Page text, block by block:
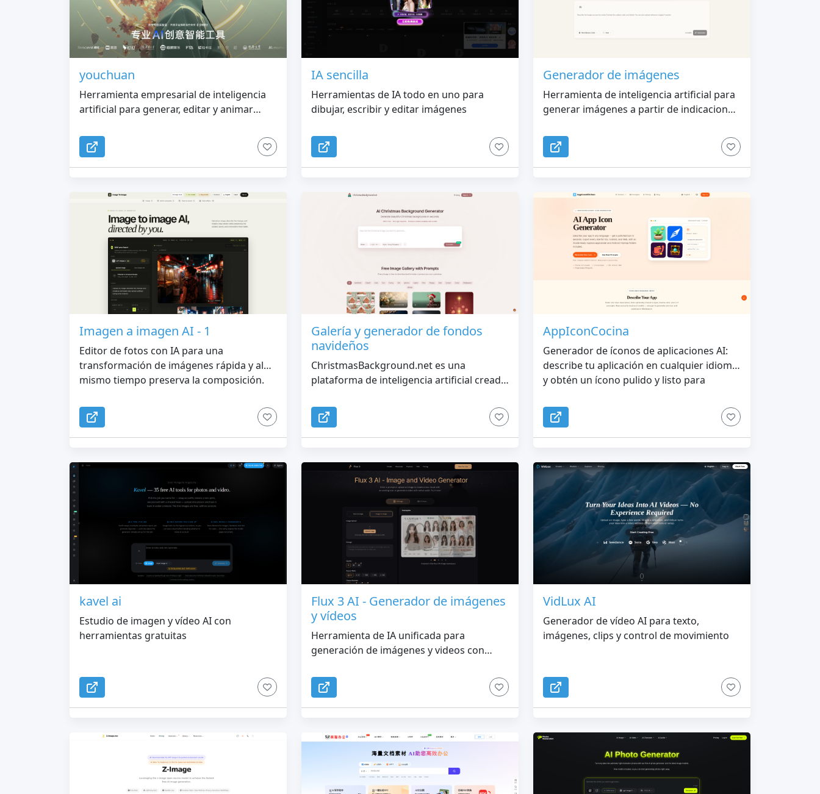
youchuan
Herramienta empresarial de inteligencia
artificial para generar, editar y animar
IA sencilla
Herramientas de IA todo en uno para
dibujar, escribir y editar imágenes
Generador de imágenes
Herramienta de inteligencia artificial para
generar imágenes a partir de indicaciones
Imagen a imagen AI - 1
Editor de fotos con IA para una
transformación de imágenes rápida y al
mismo tiempo preserva la composición.
Galería y generador de fondos
navideños
ChristmasBackground.net es una
plataforma de inteligencia artificial creada
navideños.
AppIconCocina
Generador de íconos de aplicaciones AI:
describe tu aplicación en cualquier idioma
y obtén un ícono pulido y listo para
un solo clic para iOS, Android y Web con
todos los tamaños incluidos.
kavel ai
Estudio de imagen y vídeo AI con
herramientas gratuitas
Flux 3 AI - Generador de imágenes
y vídeos
Herramienta de IA unificada para
generación de imágenes y videos con
VidLux AI
Generador de vídeo AI para texto,
imágenes, clips y control de movimiento